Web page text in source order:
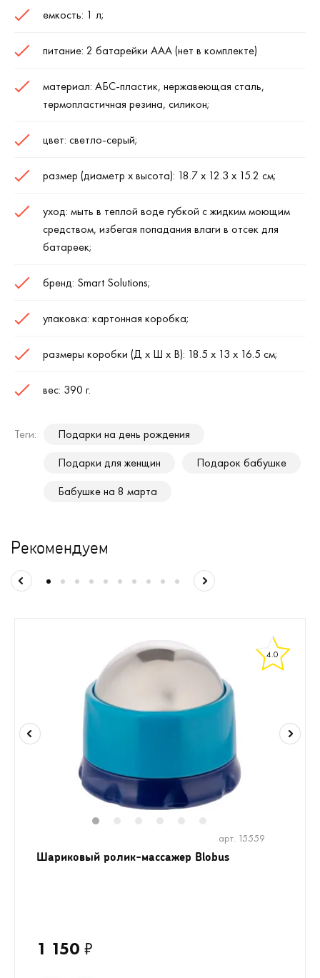
емкость: 1 л;
питание: 2 батарейки ААА (нет в комплекте)
материал: АБС-пластик, нержавеющая сталь,
термопластичная резина, силикон;
цвет: светло-серый;
размер (диаметр х высота): 18.7 х 12.3 х 15.2 см;
уход: мыть в теплой воде губкой с жидким моющим
средством, избегая попадания влаги в отсек для
батареек;
бренд: Smart Solutions;
упаковка: картонная коробка;
размеры коробки (Д х Ш х В): 18.5 х 13 х 16.5 см;
вес: 390 г.
Теги:
Подарки на день рождения
Подарки для женщин
Подарок бабушке
Бабушке на 8 марта
Рекомендуем
4.0
арт. 15559
Шариковый ролик-массажер Blobus
1 150 ₽